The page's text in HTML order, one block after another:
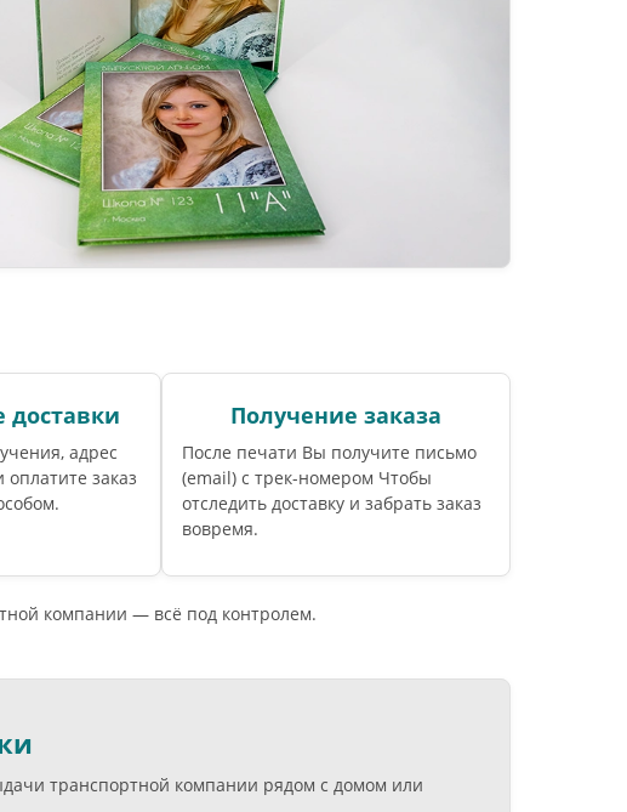
адрес
заказ
Получение заказа
После печати Вы получите письмо
(email) c трек-номером Чтобы
отследить доставку и забрать заказ
вовремя.
компании — всё под контролем.
транспортной компании рядом с домом или